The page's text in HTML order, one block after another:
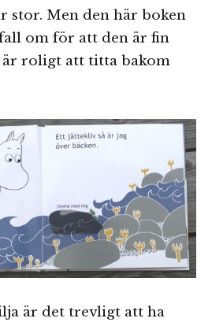
stor. Men den här boken
om för att den är fin
roligt att titta bakom
är det trevligt att ha